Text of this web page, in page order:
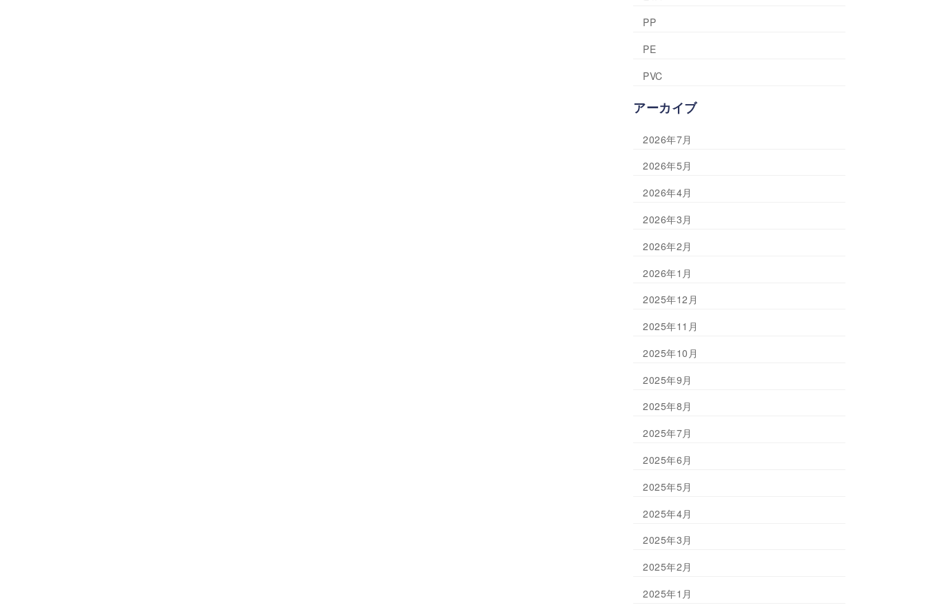
PP
PE
PVC
アーカイブ
2026年7月
2026年5月
2026年4月
2026年3月
2026年2月
2026年1月
2025年12月
2025年11月
2025年10月
2025年9月
2025年8月
2025年7月
2025年6月
2025年5月
2025年4月
2025年3月
2025年2月
2025年1月